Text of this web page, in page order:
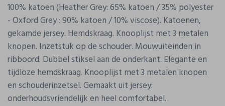
100% katoen (Heather Grey: 65% katoen / 35% polyester
- Oxford Grey : 90% katoen / 10% viscose). Katoenen,
gekamde jersey. Hemdskraag. Knooplijst met 3 metalen
knopen. Inzetstuk op de schouder. Mouwuiteinden in
ribboord. Dubbel stiksel aan de onderkant. Elegante en
tijdloze hemdskraag. Knooplijst met 3 metalen knopen
en schouderinzetsel. Gemaakt uit jersey:
onderhoudsvriendelijk en heel comfortabel.